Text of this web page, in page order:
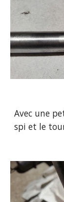
Avec une
spi et le